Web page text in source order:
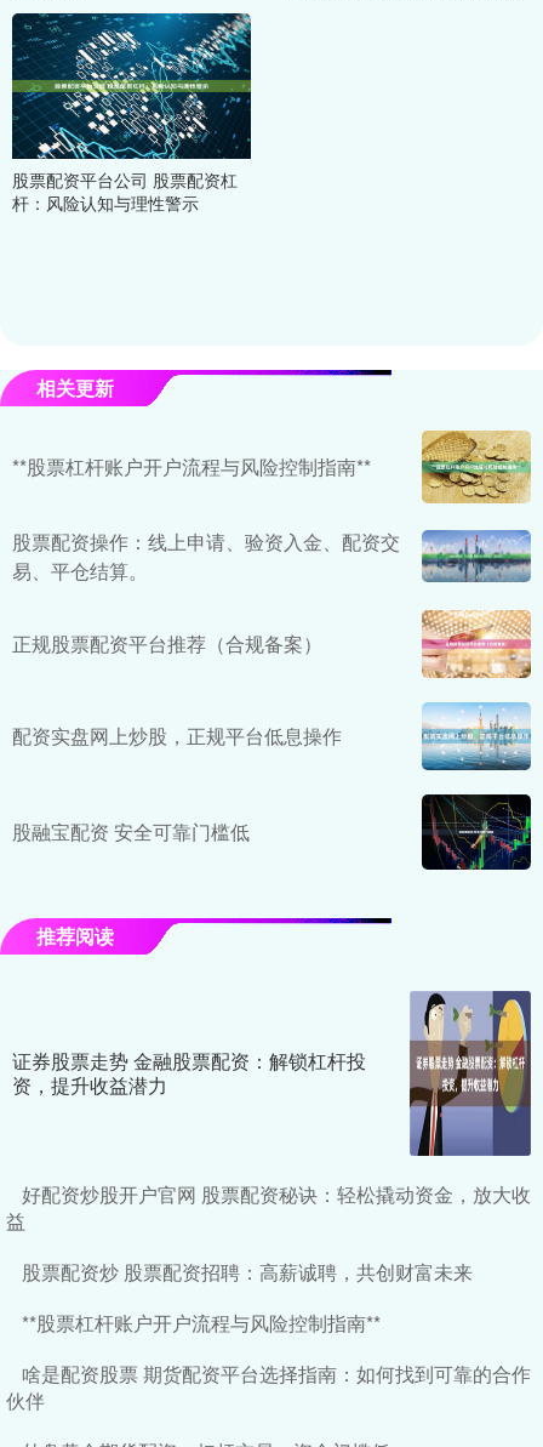
股票配资平台公司 股票配资杠
杆：风险认知与理性警示
相关更新
**股票杠杆账户开户流程与风险控制指南**
股票配资操作：线上申请、验资入金、配资交
易、平仓结算。
正规股票配资平台推荐（合规备案）
配资实盘网上炒股，正规平台低息操作
股融宝配资 安全可靠门槛低
推荐阅读
证券股票走势 金融股票配资：解锁杠杆投
资，提升收益潜力
好配资炒股开户官网 股票配资秘诀：轻松撬动资金，放大收
益
股票配资炒 股票配资招聘：高薪诚聘，共创财富未来
**股票杠杆账户开户流程与风险控制指南**
啥是配资股票 期货配资平台选择指南：如何找到可靠的合作
伙伴